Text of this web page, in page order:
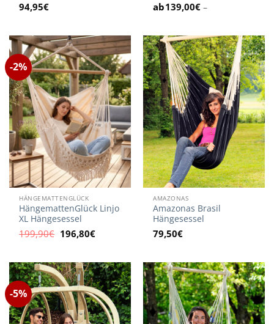
94,95€ 139,00€ –
-2%
HÄNGEMATTENGLÜCK
HängemattenGlück Linjo
XL Hängesessel
199,90€ Ursprünglicher
Preis
196,80€Aktueller
Preis
AMAZONAS
Amazonas Brasil
Hängesessel
79,50€
-5%